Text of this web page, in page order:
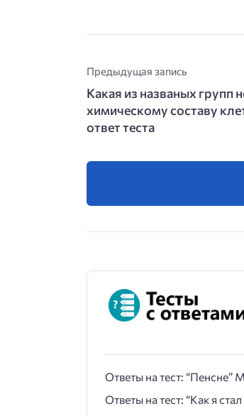
Предыдущая запись
Какая из названых групп
химическому составу
ответ теста
Ответы на тест: “Пенсне”
Ответы на тест: “Как я